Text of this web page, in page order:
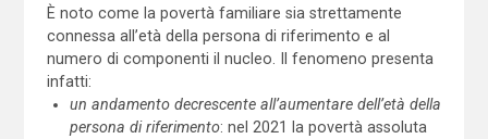
È noto come la povertà familiare sia strettamente
connessa all’età della persona di riferimento e al
numero di componenti il nucleo. Il fenomeno presenta
infatti:
un andamento decrescente all’aumentare dell’età della
persona di riferimento: nel 2021 la povertà assoluta